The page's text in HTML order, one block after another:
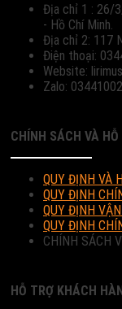
Địa chỉ 1 : 26/
- Hồ Chí Minh.
Địa chỉ 2: 117
Điện thoại:
Website:
Zalo:
CHÍNH SÁCH VÀ HỖ
QUY ĐỊNH VÀ
QUY ĐỊNH
QUY ĐỊNH
QUY ĐỊNH
CHÍNH SÁCH
HỖ TRỢ KHÁCH